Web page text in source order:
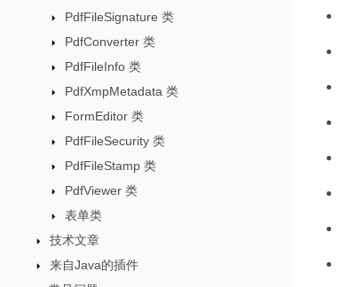
PdfFileSignature 类
PdfConverter 类
PdfFileInfo 类
PdfXmpMetadata 类
FormEditor 类
PdfFileSecurity 类
PdfFileStamp 类
PdfViewer 类
表单类
技术文章
来自Java的插件